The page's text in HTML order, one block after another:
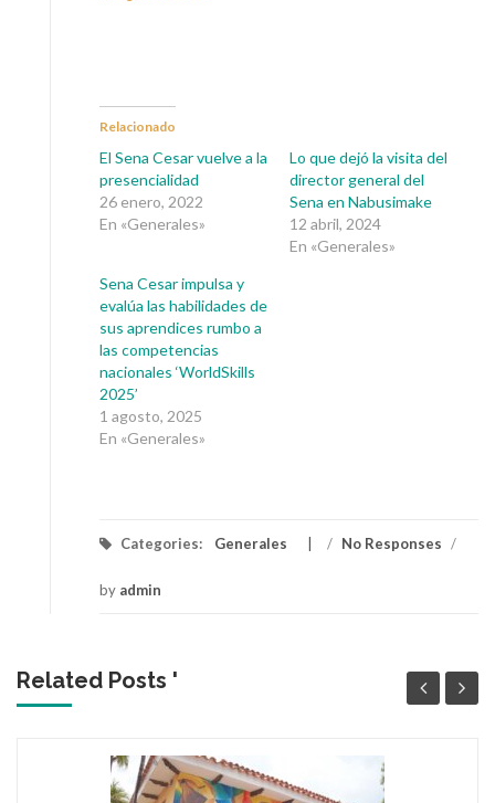
Relacionado
El Sena Cesar vuelve a la
presencialidad
26 enero, 2022
En «Generales»
Lo que dejó la visita del
director general del
Sena en Nabusimake
12 abril, 2024
En «Generales»
Sena Cesar impulsa y
evalúa las habilidades de
sus aprendices rumbo a
las competencias
nacionales ‘WorldSkills
2025’
1 agosto, 2025
En «Generales»
Categories: Generales / No Responses /
by admin
Related Posts '